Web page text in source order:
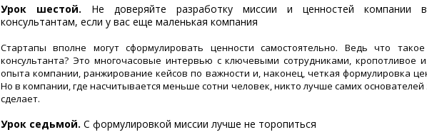
Урок шестой. Не доверяйте разработку миссии и ценностей компании
консультантам, если у вас еще маленькая компания
Стартапы вполне могут сформулировать ценности самостоятельно. Ведь что
консультанта? Это многочасовые интервью с ключевыми сотрудниками, кропотливое
опыта компании, ранжирование кейсов по важности и, наконец, четкая формулировка
Но в компании, где насчитывается меньше сотни человек, никто лучше самих основателей
сделает.
Урок седьмой. С формулировкой миссии лучше не торопиться